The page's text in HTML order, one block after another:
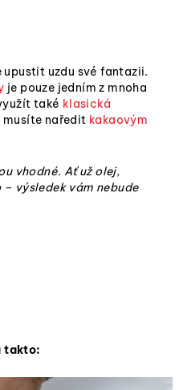
uzdu své fantazii.
je pouze jedním z mnoha
také klasická
musíte naředit kakaovým
vhodné. Ať už olej,
výsledek vám nebude
takto: